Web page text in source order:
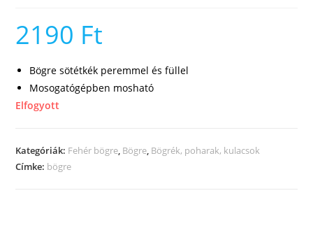
2190 Ft
Bögre sötétkék peremmel és füllel
Mosogatógépben mosható
Elfogyott
Kategóriák: Fehér bögre, Bögre, Bögrék, poharak, kulacsok
Címke: bögre